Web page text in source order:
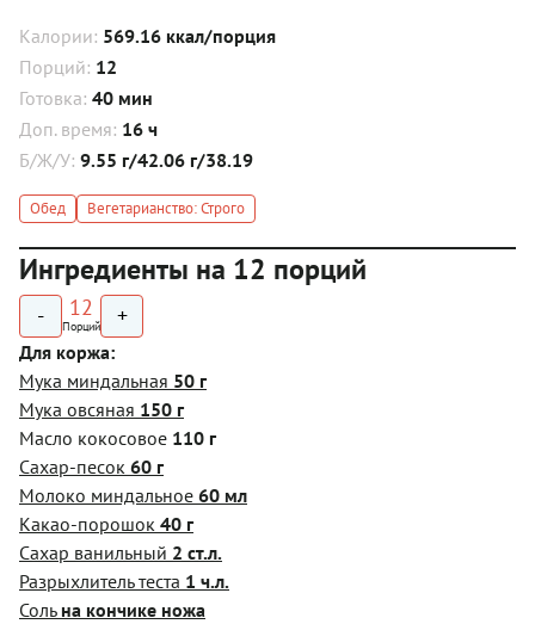
Калории: 569.16 ккал/порция
Порций: 12
Готовка: 40 мин
Доп. время: 16 ч
Б/Ж/У: 9.55 г/42.06 г/38.19
Обед Вегетарианство: Строго
Ингредиенты на 12 порций
- 12
Порций +
Для коржа:
Мука миндальная 50 г
Мука овсяная 150 г
Масло кокосовое 110 г
Сахар-песок 60 г
Молоко миндальное 60 мл
Какао-порошок 40 г
Сахар ванильный 2 ст.л.
Разрыхлитель теста 1 ч.л.
Соль на кончике ножа